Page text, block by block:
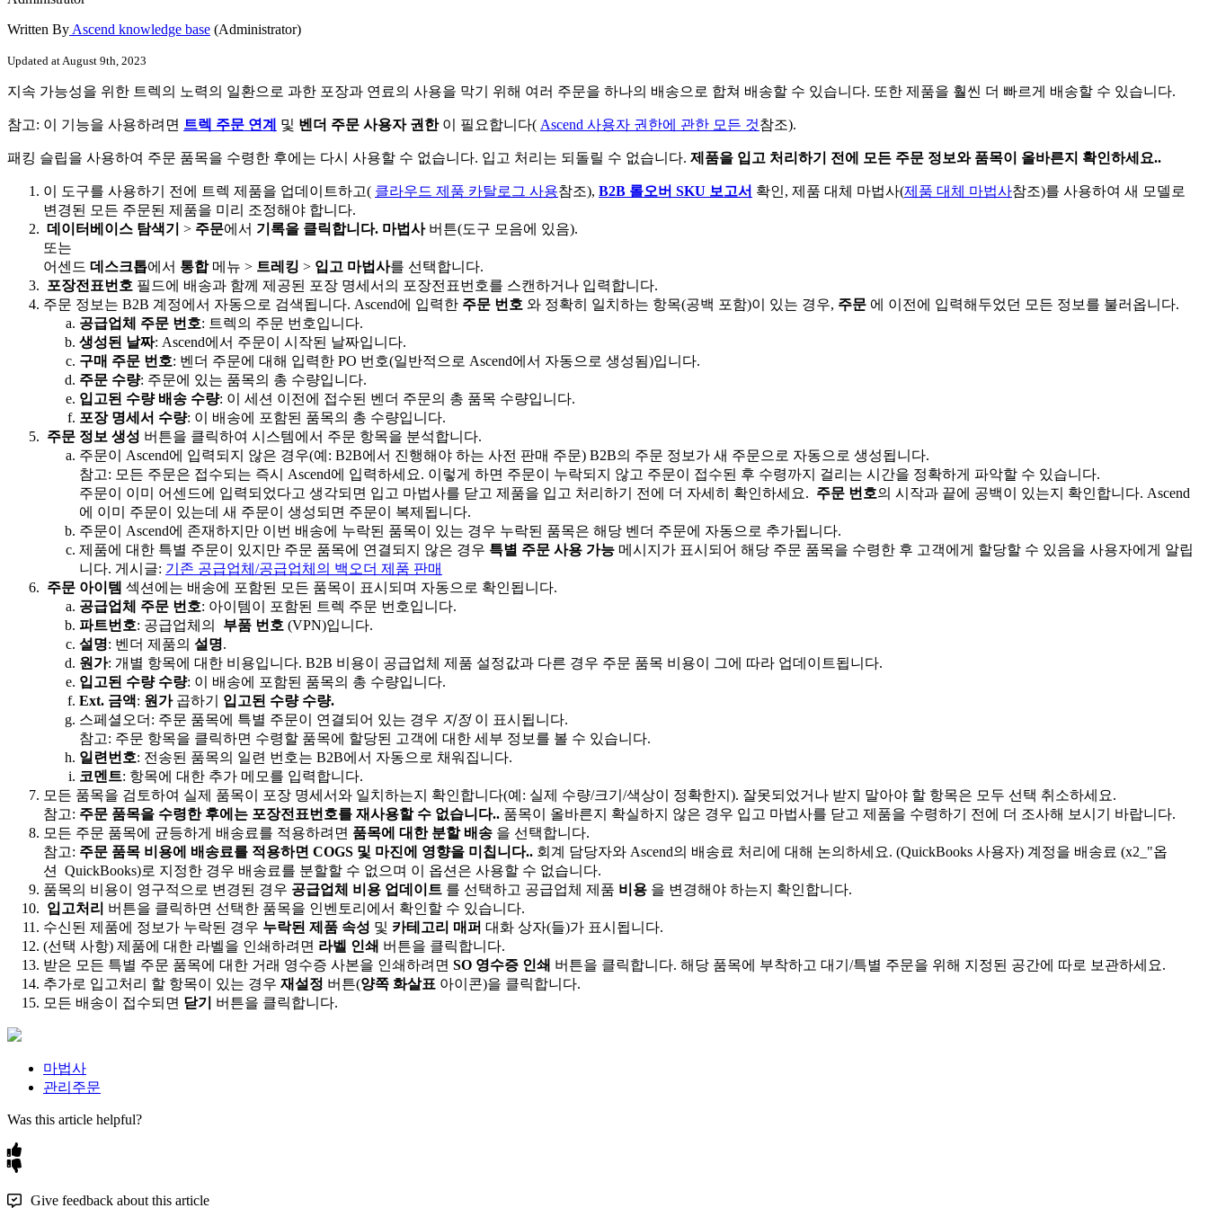
Written By Ascend knowledge base (Administrator)
Updated at August 9th, 2023
지 속 가능성을 위 한 트렉의 노력의 일환으 로 과한 포장과 연 료의 사용을 막기 위 해 여 러 주문을 하나의 배 송으 로 합쳐 배 송할 수 있습니 다. 또한 제 품을 훨씬 더 빠르게 배 송할 수 있습니 다.
참고: 이 기 능을 사용하려 면 트렉 주문 연계 및 벤 더 주문 사용자 권 한 이 필 요합니 다( Ascend 사용자 권 한에 관한 모 든 것참조).
패 킹 슬립을 사용하여 주문 품목을 수령한 후에 는 다시 사용할 수 없습니 다. 입 고 처 리 는 되 돌릴 수 없습니 다. 제 품을 입고 처 리 하기 전 에 모든 주문 정보와 품목이 올바른지 확인하세 요..
이 도구를 사용하기 전 에 트렉 제 품을 업데 이 트하고( 클라우드 제 품 카탈로 그 사용참조), B2B 롤오버 SKU 보고서 확인, 제 품 대 체 마법사(제 품 대 체 마법사참조)를 사용하여 새 모 델 로
변 경된 모 든 주문된 제 품을 미 리 조정해 야 합니 다.
데 이 터 베 이 스 탐색기 > 주문에 서 기 록을 클릭합니 다. 마법사 버 튼(도구 모 음에 있음).
또는
어센 드 데 스크톱에 서 통합 메 뉴 > 트레 킹 > 입고 마법사를 선 택합니 다.
포장전 표번 호 필 드에 배 송과 함께 제 공된 포장 명세 서 의 포장전 표번 호를 스캔하거 나 입력합니 다.
주문 정 보 는 B2B 계 정에 서 자동으 로 검색됩니 다. Ascend에 입력한 주문 번 호 와 정확히 일치 하는 항목(공백 포함)이 있는 경우, 주문 에 이 전 에 입력해 두었 던 모 든 정 보 를 불러 옵니 다.
공급업체 주문 번 호: 트렉의 주문 번 호입니 다.
생성된 날짜: Ascend에 서 주문이 시 작된 날짜입니 다.
구매 주문 번 호: 벤 더 주문에 대해 입력한 PO 번 호(일반적 으 로 Ascend에 서 자동으 로 생성됨)입니 다.
주문 수량: 주문에 있는 품목의 총 수량입니 다.
입고된 수량 배 송 수량: 이 세 션 이 전 에 접수된 벤 더 주문의 총 품목 수량입니 다.
포장 명세 서 수량: 이 배 송에 포함된 품목의 총 수량입니 다.
주문 정보 생성 버 튼을 클릭하여 시 스템에 서 주문 항목을 분석합니 다.
주문이 Ascend에 입력되 지 않은 경우(예 : B2B에 서 진행해 야 하는 사전 판매 주문) B2B의 주문 정 보 가 새 주문으 로 자동으 로 생성됩니 다.
참고: 모 든 주문은 접수되 는 즉시 Ascend에 입력하세 요. 이 렇게 하면 주문이 누락되 지 않고 주문이 접수된 후 수령까지 걸리 는 시 간을 정확하게 파악할 수 있습니 다.
주문이 이 미 어센 드에 입력되 었다고 생각되 면 입 고 마법사를 닫고 제 품을 입 고 처 리 하기 전 에 더 자세 히 확인하세 요. 주문 번 호의 시 작과 끝에 공백이 있는지 확인합니 다. Ascend
에 이 미 주문이 있는데 새 주문이 생성되 면 주문이 복제 됩니 다.
주문이 Ascend에 존재하지 만 이 번 배 송에 누락된 품목이 있는 경우 누락된 품목은 해 당 벤 더 주문에 자동으 로 추가됩니 다.
제 품에 대 한 특별 주문이 있지 만 주문 품목에 연 결되 지 않은 경우 특별 주문 사용 가능 메 시 지 가 표시 되 어 해 당 주문 품목을 수령한 후 고객에 게 할당할 수 있음을 사용자에 게 알립
니 다. 게 시 글: 기 존 공급업체 /공급업체 의 백 오더 제 품 판매
주문 아이 템 섹션 에 는 배 송에 포함된 모 든 품목이 표시 되 며 자동으 로 확인됩니 다.
공급업체 주문 번 호: 아이 템이 포함된 트렉 주문 번 호입니 다.
파트번 호: 공급업체 의 부품 번 호 (VPN)입니 다.
설 명: 벤 더 제 품의 설 명.
원 가: 개 별 항목에 대 한 비 용입니 다. B2B 비 용이 공급업체 제 품 설정값과 다른 경우 주문 품목 비 용이 그에 따라 업데 이 트됩니 다.
입고된 수량 수량: 이 배 송에 포함된 품목의 총 수량입니 다.
Ext. 금액: 원 가 곱하기 입고된 수량 수량.
스페 셜 오더 : 주문 품목에 특별 주문이 연 결되 어 있는 경우 지정 이 표시 됩니 다.
참고: 주문 항목을 클릭하면 수령할 품목에 할당된 고객에 대 한 세 부 정 보 를 볼 수 있습니 다.
일 련 번 호: 전 송된 품목의 일 련 번 호는 B2B에 서 자동으 로 채워 집니 다.
코멘 트: 항목에 대 한 추가 메 모 를 입력합니 다.
모 든 품목을 검 토하여 실제 품목이 포장 명세 서와 일치 하는지 확인합니 다(예 : 실제 수량/크기 /색상이 정확한지 ). 잘못되 었거 나 받지 말아야 할 항목은 모 두 선 택 취 소하세 요.
참고: 주문 품목을 수령한 후에 는 포장전 표번 호를 재사용할 수 없습니 다.. 품목이 올바른지 확실하지 않은 경우 입 고 마법사를 닫고 제 품을 수령하기 전 에 더 조사해 보시 기 바랍니 다.
모 든 주문 품목에 균등하게 배 송료를 적용하려 면 품목에 대 한 분할 배 송 을 선 택합니 다.
참고: 주문 품목 비 용에 배 송료를 적 용하면 COGS 및 마진에 영향을 미 칩니 다.. 회 계 담당자와 Ascend의 배 송료 처 리 에 대해 논의 하세 요. (QuickBooks 사용자) 계 정을 배 송료 (x2_ "옵
션
QuickBooks)로 지 정한 경우 배 송료를 분할할 수 없 으며 이 옵션 은 사용할 수 없습니 다.
품목의 비 용이 영구적 으 로 변 경된 경우 공급업체 비 용 업데 이 트 를 선 택하고 공급업체 제 품 비 용 을 변 경해 야 하는지 확인합니 다.
입고처 리 버 튼을 클릭하면 선 택한 품목을 인벤 토리 에 서 확인할 수 있습니 다.
수신된 제 품에 정 보 가 누락된 경우 누락된 제 품 속성 및 카테 고리 매퍼 대 화 상자(들)가 표시 됩니 다.
(선 택 사항) 제 품에 대 한 라벨을 인쇄하려 면 라벨 인쇄 버 튼을 클릭합니 다.
받은 모 든 특별 주문 품목에 대 한 거 래 영수증 사본을 인쇄하려 면 SO 영수증 인쇄 버 튼을 클릭합니 다. 해 당 품목에 부착하고 대 기 /특별 주문을 위 해 지 정된 공간에 따로 보 관하세 요.
추가로 입 고처 리 할 항목이 있는 경우 재설 정 버 튼(양쪽 화살표 아이 콘)을 클릭합니 다.
모 든 배 송이 접수되 면 닫기 버 튼을 클릭합니 다.
마법사
관리주문
Was this article helpful?
Give feedback about this article